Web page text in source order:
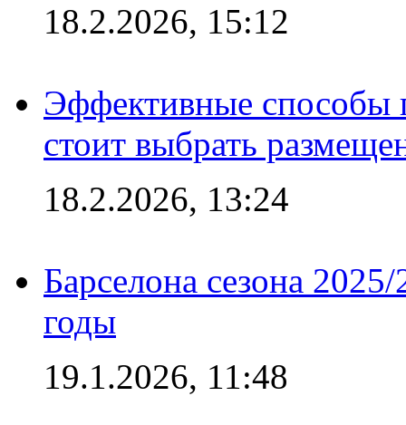
18.2.2026, 15:12
Эффективные способы
стоит выбрать
18.2.2026, 13:24
Барселона сезона
годы
19.1.2026, 11:48